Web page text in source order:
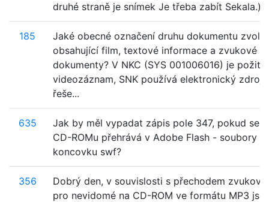
druhé straně je snímek Je třeba zabít Sekala.)
185
Jaké obecné označení druhu dokumentu zvolit
obsahující film, textové informace a zvukové
dokumenty? V NKC (SYS 001006016) je požito
videozáznam, SNK používá elektronický zdroj.
řeše...
635
Jak by měl vypadat zápis pole 347, pokud se
CD-ROMu přehrává v Adobe Flash - soubory
koncovku swf?
356
Dobrý den, v souvislosti s přechodem
pro nevidomé na CD-ROM ve formátu MP3